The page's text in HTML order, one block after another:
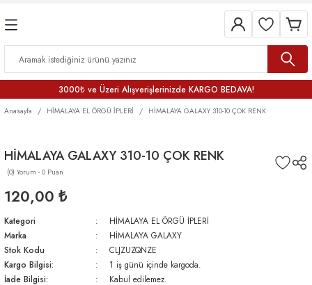
3000₺ ve Üzeri Alışverişlerinizde KARGO BEDAVA!
Anasayfa HİMALAYA EL ÖRGÜ İPLERİ HİMALAYA GALAXY 310-10 ÇOK RENK
HİMALAYA GALAXY 310-10 ÇOK RENK
(0) Yorum - 0 Puan
120,00 ₺
Kategori
HİMALAYA EL ÖRGÜ İPLERİ
Marka
HİMALAYA GALAXY
Stok Kodu
CLJZUZQNZE
Kargo Bilgisi:
1 iş günü içinde kargoda.
İade Bilgisi:
Kabul edilemez.